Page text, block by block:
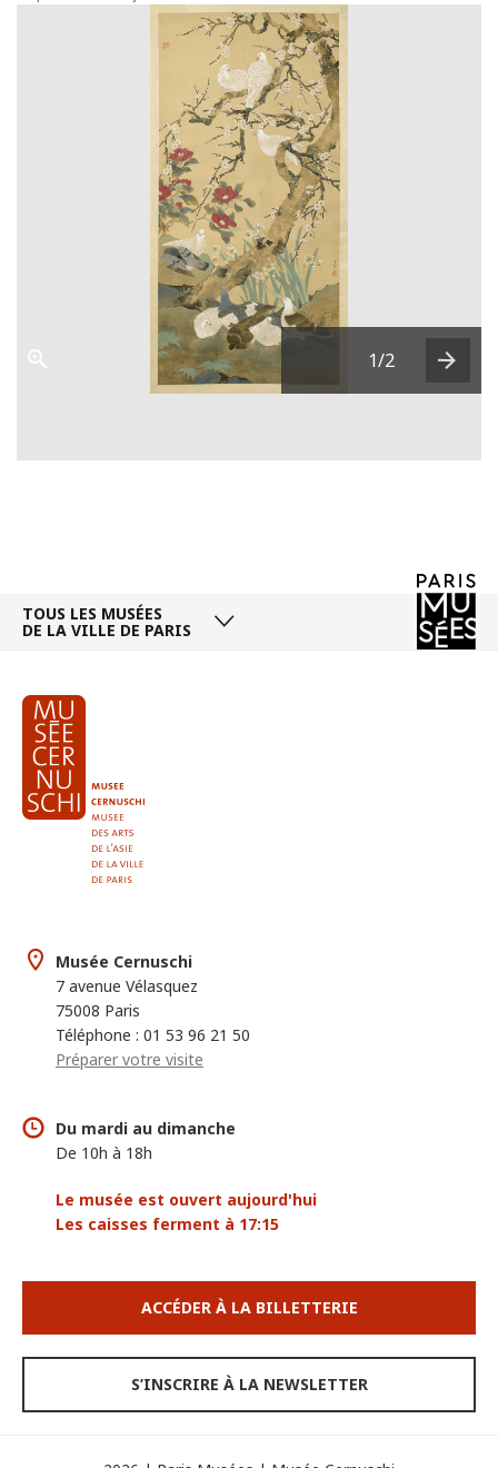
1/2
Next
TOUS LES MUSÉES
DE LA VILLE DE PARIS
Musée Cernuschi
7 avenue Vélasquez
75008 Paris
Téléphone : 01 53 96 21 50
Préparer votre visite
Du mardi au dimanche
De 10h à 18h
Le musée est ouvert aujourd'hui
Les caisses ferment à 17:15
ACCÉDER À LA BILLETTERIE
S’INSCRIRE À LA NEWSLETTER